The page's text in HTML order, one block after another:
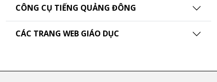
CÔNG CỤ TIẾNG QUẢNG ĐÔNG
CÁC TRANG WEB GIÁO DỤC